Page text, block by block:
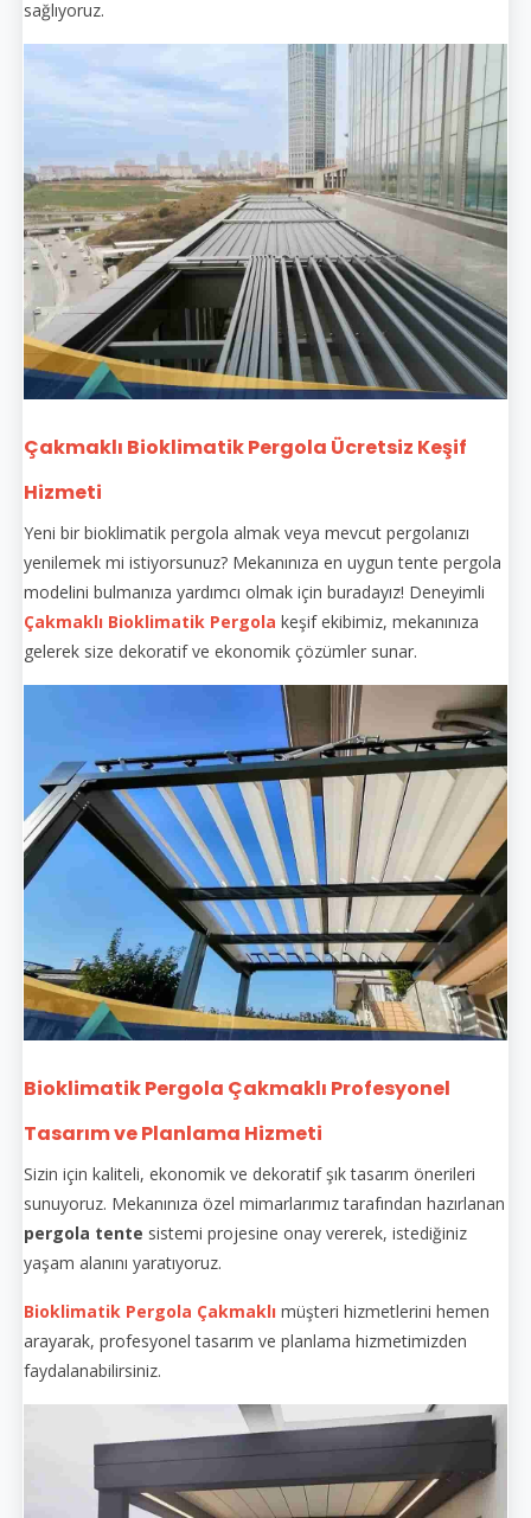
sağlıyoruz.
Çakmaklı Bioklimatik Pergola Ücretsiz Keşif
Hizmeti
Yeni bir bioklimatik pergola almak veya mevcut pergolanızı
yenilemek mi istiyorsunuz? Mekanınıza en uygun tente pergola
modelini bulmanıza yardımcı olmak için buradayız! Deneyimli
Çakmaklı Bioklimatik Pergola keşif ekibimiz, mekanınıza
gelerek size dekoratif ve ekonomik çözümler sunar.
Bioklimatik Pergola Çakmaklı Profesyonel
Tasarım ve Planlama Hizmeti
Sizin için kaliteli, ekonomik ve dekoratif şık tasarım önerileri
sunuyoruz. Mekanınıza özel mimarlarımız tarafından hazırlanan
pergola tente sistemi projesine onay vererek, istediğiniz
yaşam alanını yaratıyoruz.
Bioklimatik Pergola Çakmaklı müşteri hizmetlerini hemen
arayarak, profesyonel tasarım ve planlama hizmetimizden
faydalanabilirsiniz.